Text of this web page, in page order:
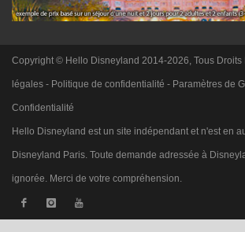
Copyright © Hello Disneyland 2014-2026, Tous Droits
légales - Politique de confidentialité - Paramètres de
Confidentialité
Hello Disneyland est un site indépendant et n'est en
Disneyland Paris. Toute demande adressée à
ignorée. Merci de votre compréhension.